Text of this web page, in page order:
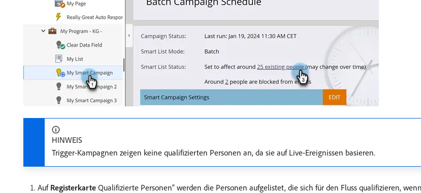
HINWEIS
Trigger-Kampagnen zeigen keine qualifizierten Personen an, da sie auf Live-Ereignissen basieren.
Auf Registerkarte Qualifizierte Personen“ werden die Personen aufgelistet, die sich für den Fluss qualifizieren,